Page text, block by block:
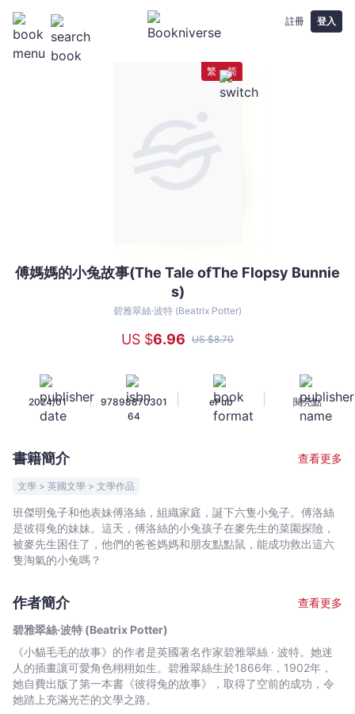
註冊 登入
繁 简
傅
(The
ofThe
Flopsy
-
碧
雅
絲
波
特
(Beatrix
Potter)
傅媽媽的小兔故事(The Tale ofThe Flopsy Bunnie
s)
碧雅翠絲·波特 (Beatrix Potter)
US $6.96 US $8.70
2024/01 |
97898870301
64
ePub 閱亮點
書籍簡介 查看更多
文學 > 英國文學 > 文學作品
班傑明兔子和他表妹傅洛絲，組織家庭，誕下六隻小兔子。傅洛絲
是彼得兔的妹妹。這天，傅洛絲的小兔孩子在麥先生的菜園探險，
被麥先生困住了，他們的爸爸媽媽和朋友點點鼠，能成功救出這六
隻淘氣的小兔嗎？
作者簡介
查看更多
碧雅翠絲·波特 (Beatrix Potter)
《小貓毛毛的故事》的作者是英國著名作家碧雅翠絲 · 波特。她迷
人的插畫讓可愛角色栩栩如生。碧雅翠絲生於1866年，1902年，
她自費出版了第一本書《彼得兔的故事》，取得了空前的成功，令
她踏上充滿光芒的文學之路。